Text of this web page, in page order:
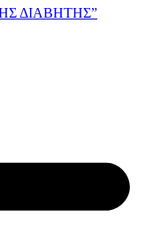
ΔΙΑΒΗΤΗΣ”